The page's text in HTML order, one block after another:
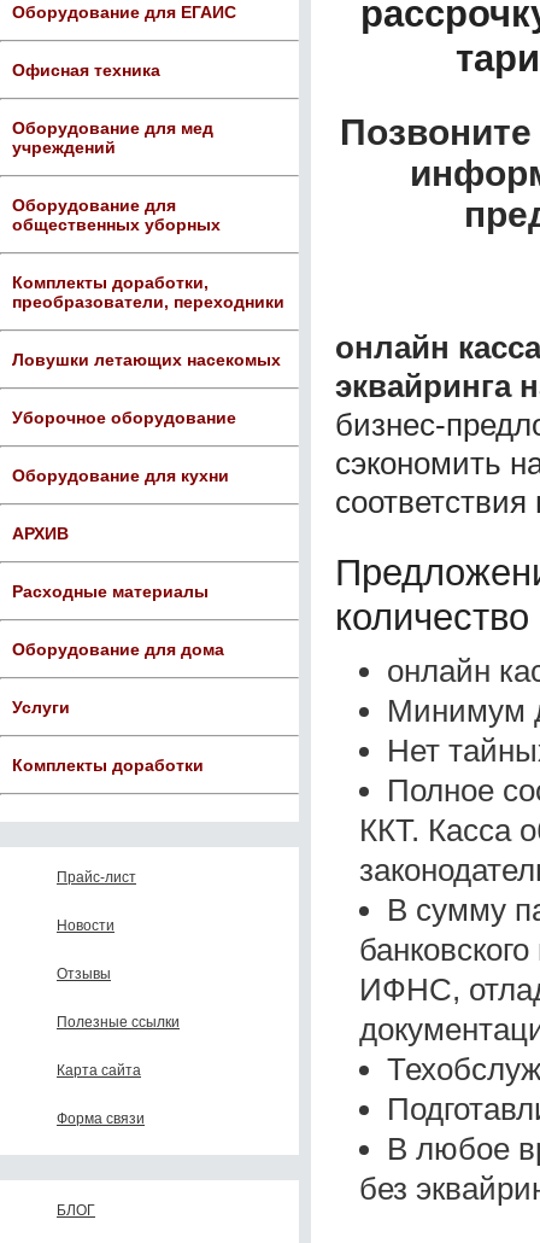
Оборудование для ЕГАИС
Офисная техника
Оборудование для мед
учреждений
Оборудование для
общественных уборных
Комплекты доработки,
преобразователи, переходники
Ловушки летающих насекомых
Уборочное оборудование
Оборудование для кухни
АРХИВ
Расходные материалы
Оборудование для дома
Услуги
Комплекты доработки
Прайс-лист
Новости
Отзывы
Полезные ссылки
Карта сайта
Форма связи
БЛОГ
онлайн
эквайринга
бизнес-
сэкономить
онлайн
Минимум
Нет
Полное
ККТ. Касса
В сумму
ИФНС,
В любое
без